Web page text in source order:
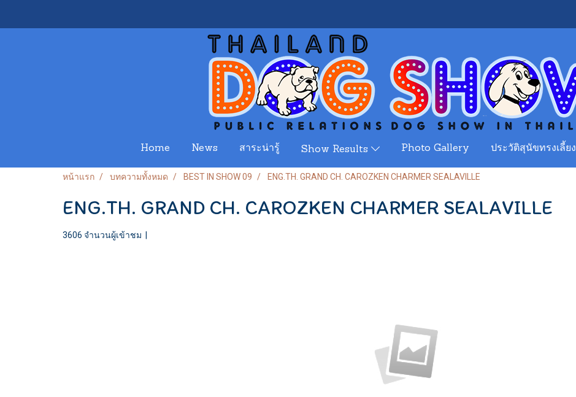
Home News สาระน่ารู้ Show Results Photo Gallery ประวัติสุนัขทรงเลี้ยง
หน้าแรก บทความทั้งหมด BEST IN SHOW 09 ENG.TH. GRAND CH. CAROZKEN CHARMER SEALAVILLE
ENG.TH. GRAND CH. CAROZKEN CHARMER SEALAVILLE
3606 จำนวนผู้เข้าชม |